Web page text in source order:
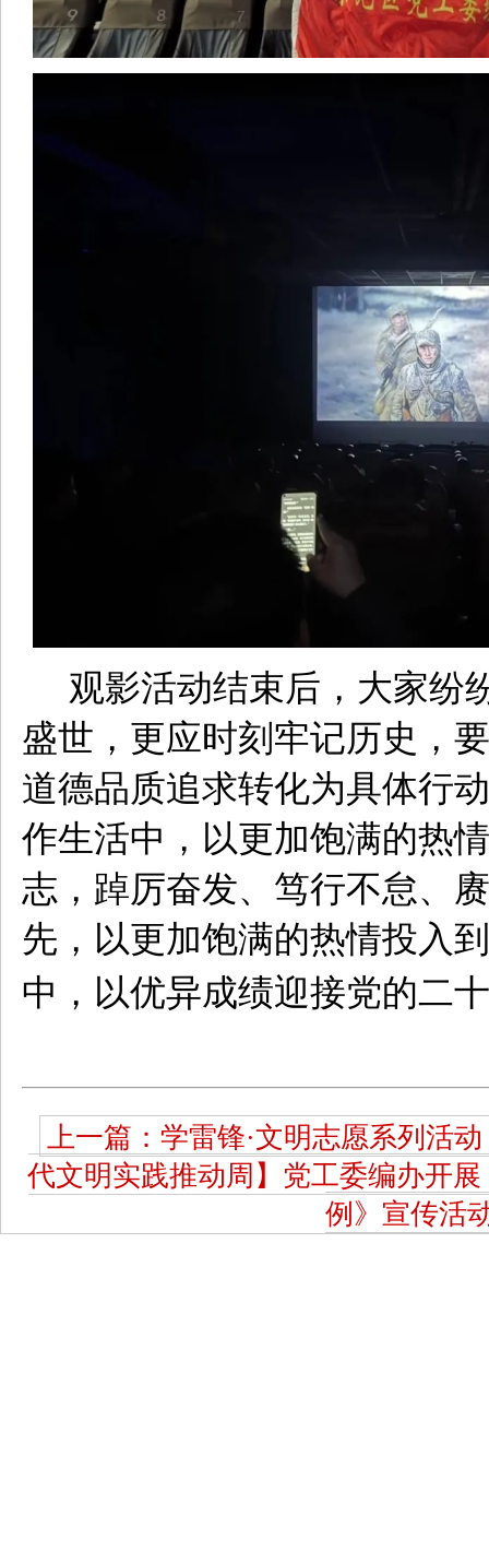
观影活动结束后，大家纷
盛世，更应时刻牢记历史，
道德品质追求转化为具体行
作生活中，以更加饱满的热
志，踔厉奋发、笃行不怠、
先，以更加饱满的热情投入到
中，以优异成绩迎接党的二
上一篇：学雷锋·文明志愿系列活动
代文明实践推动周】党工委编办开
例》宣传活